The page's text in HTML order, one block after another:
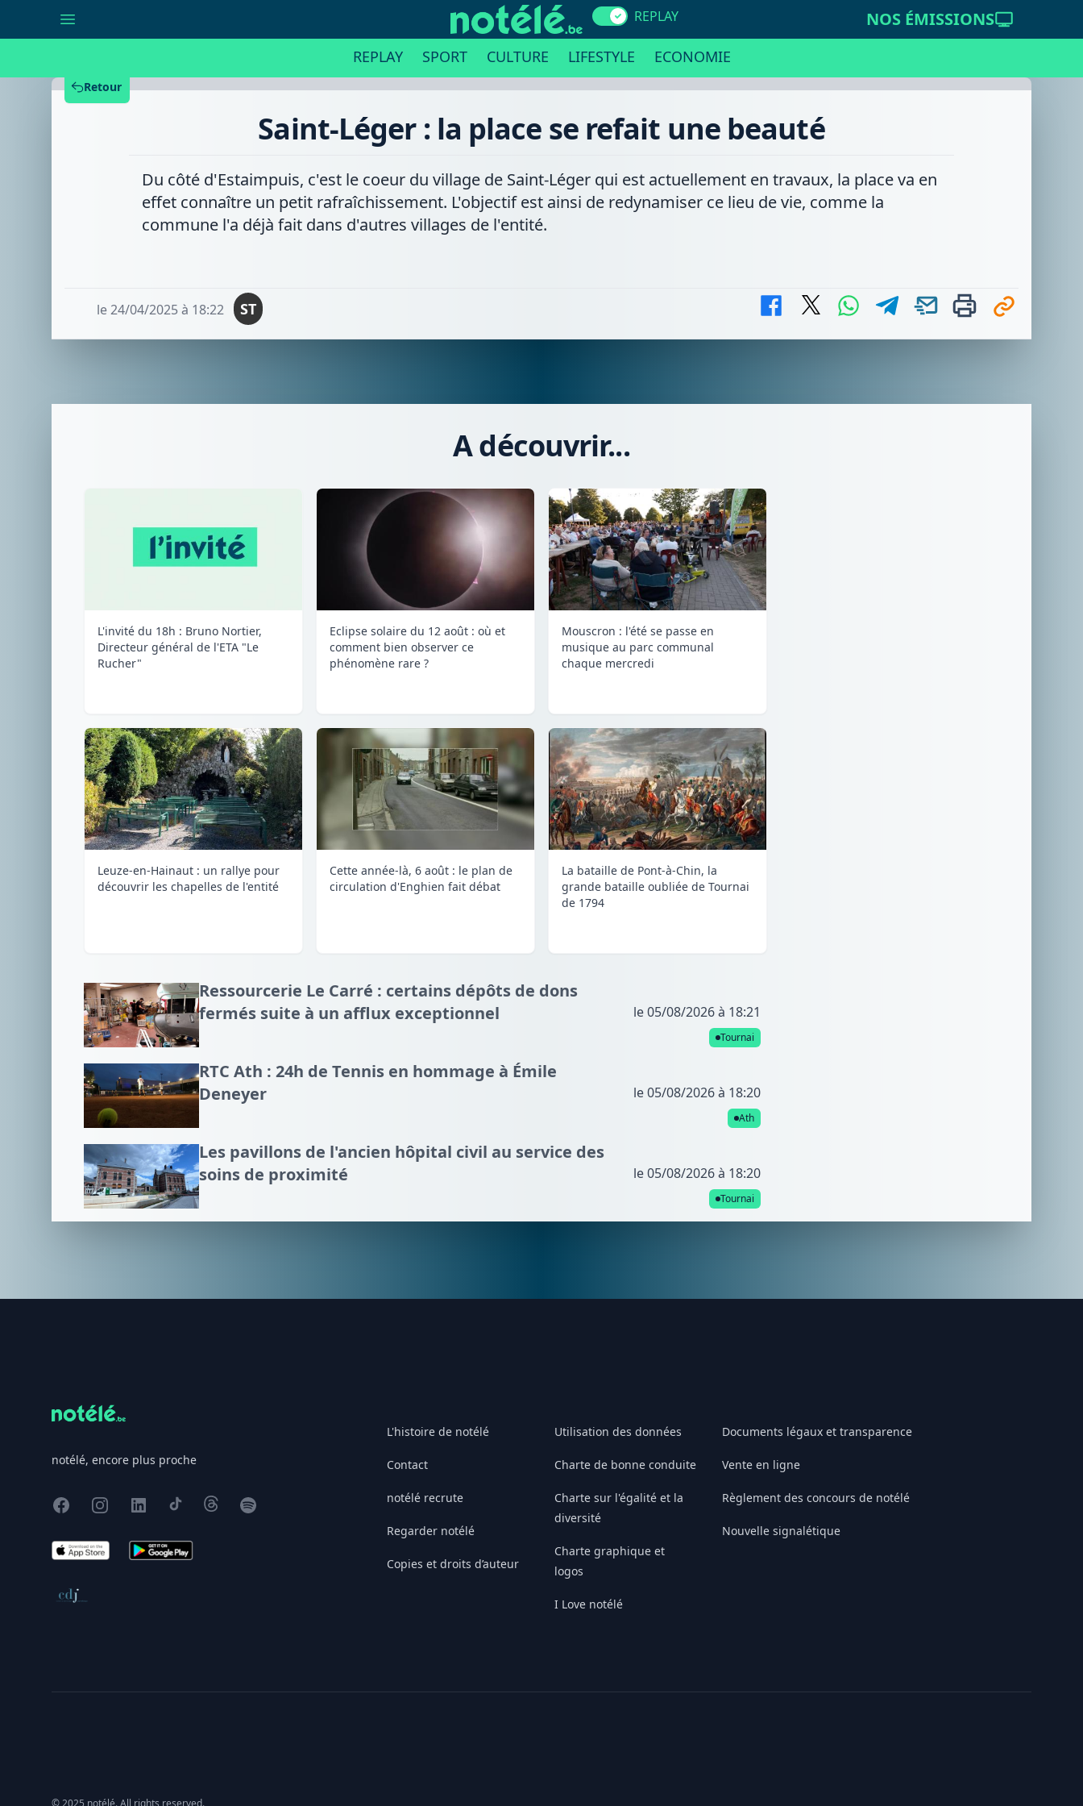
REPLAY NOS ÉMISSIONS
REPLAY SPORT CULTURE LIFESTYLE ECONOMIE
Retour
Saint-Léger : la place se refait une beauté
Du côté d'Estaimpuis, c'est le coeur du village de Saint-Léger qui est actuellement en travaux, la place va en
effet connaître un petit rafraîchissement. L'objectif est ainsi de redynamiser ce lieu de vie, comme la
commune l'a déjà fait dans d'autres villages de l'entité.
le 24/04/2025 à 18:22 ST
A découvrir...
L'invité du 18h : Bruno Nortier,
Directeur général de l'ETA "Le
Rucher"
Eclipse solaire du 12 août : où et
comment bien observer ce
phénomène rare ?
Mouscron : l'été se passe en
musique au parc communal
chaque mercredi
Leuze-en-Hainaut : un rallye pour
découvrir les chapelles de l'entité
Cette année-là, 6 août : le plan de
circulation d'Enghien fait débat
La bataille de Pont-à-Chin, la
grande bataille oubliée de Tournai
de 1794
Ressourcerie Le Carré : certains dépôts de dons
fermés suite à un afflux exceptionnel
le 05/08/2026 à 18:21
Tournai
RTC Ath : 24h de Tennis en hommage à Émile
Deneyer
le 05/08/2026 à 18:20
Ath
Les pavillons de l'ancien hôpital civil au service des
soins de proximité
le 05/08/2026 à 18:20
Tournai
notélé, encore plus proche
FacebookInstagram
X TikTokThreadsSpotify
App Store Google Play
Conseil de déontologie journalistique
L'histoire de notélé
Contact
notélé recrute
Regarder notélé
Copies et droits d’auteur
Utilisation des données
Charte de bonne conduite
Charte sur l'égalité et la
diversité
Charte graphique et
logos
I Love notélé
Documents légaux et transparence
Vente en ligne
Règlement des concours de notélé
Nouvelle signalétique
© 2025 notélé. All rights reserved.